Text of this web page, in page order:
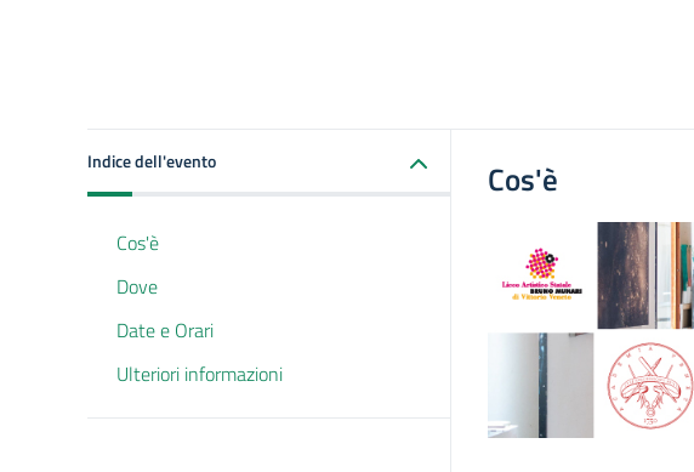
Indice dell'evento
Cos'è
Dove
Date e Orari
Ulteriori informazioni
Cos'è